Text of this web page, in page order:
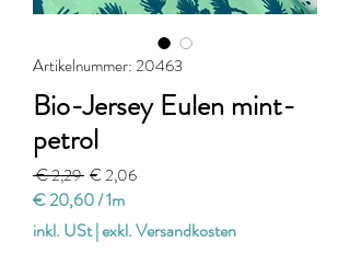
Artikelnummer: 20463
Bio-Jersey Eulen mint-
petrol
€ 2,29 Standardpreis
€ 2,06Sale-
€ 20,60/1m
€ 20,60
pro
inkl. USt|exkl. Versandkosten